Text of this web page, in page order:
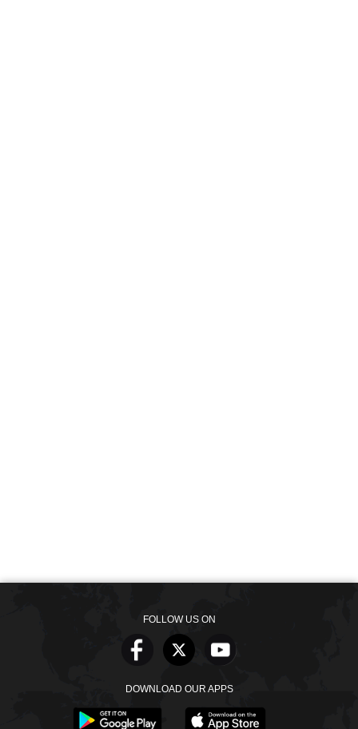
FOLLOW US ON
DOWNLOAD OUR APPS